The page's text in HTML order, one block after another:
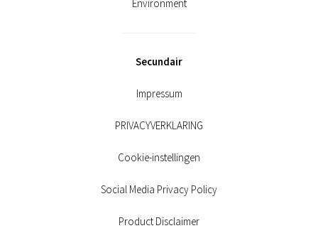
Environment
Secundair
Impressum
PRIVACYVERKLARING
Cookie-instellingen
Social Media Privacy Policy
Product Disclaimer